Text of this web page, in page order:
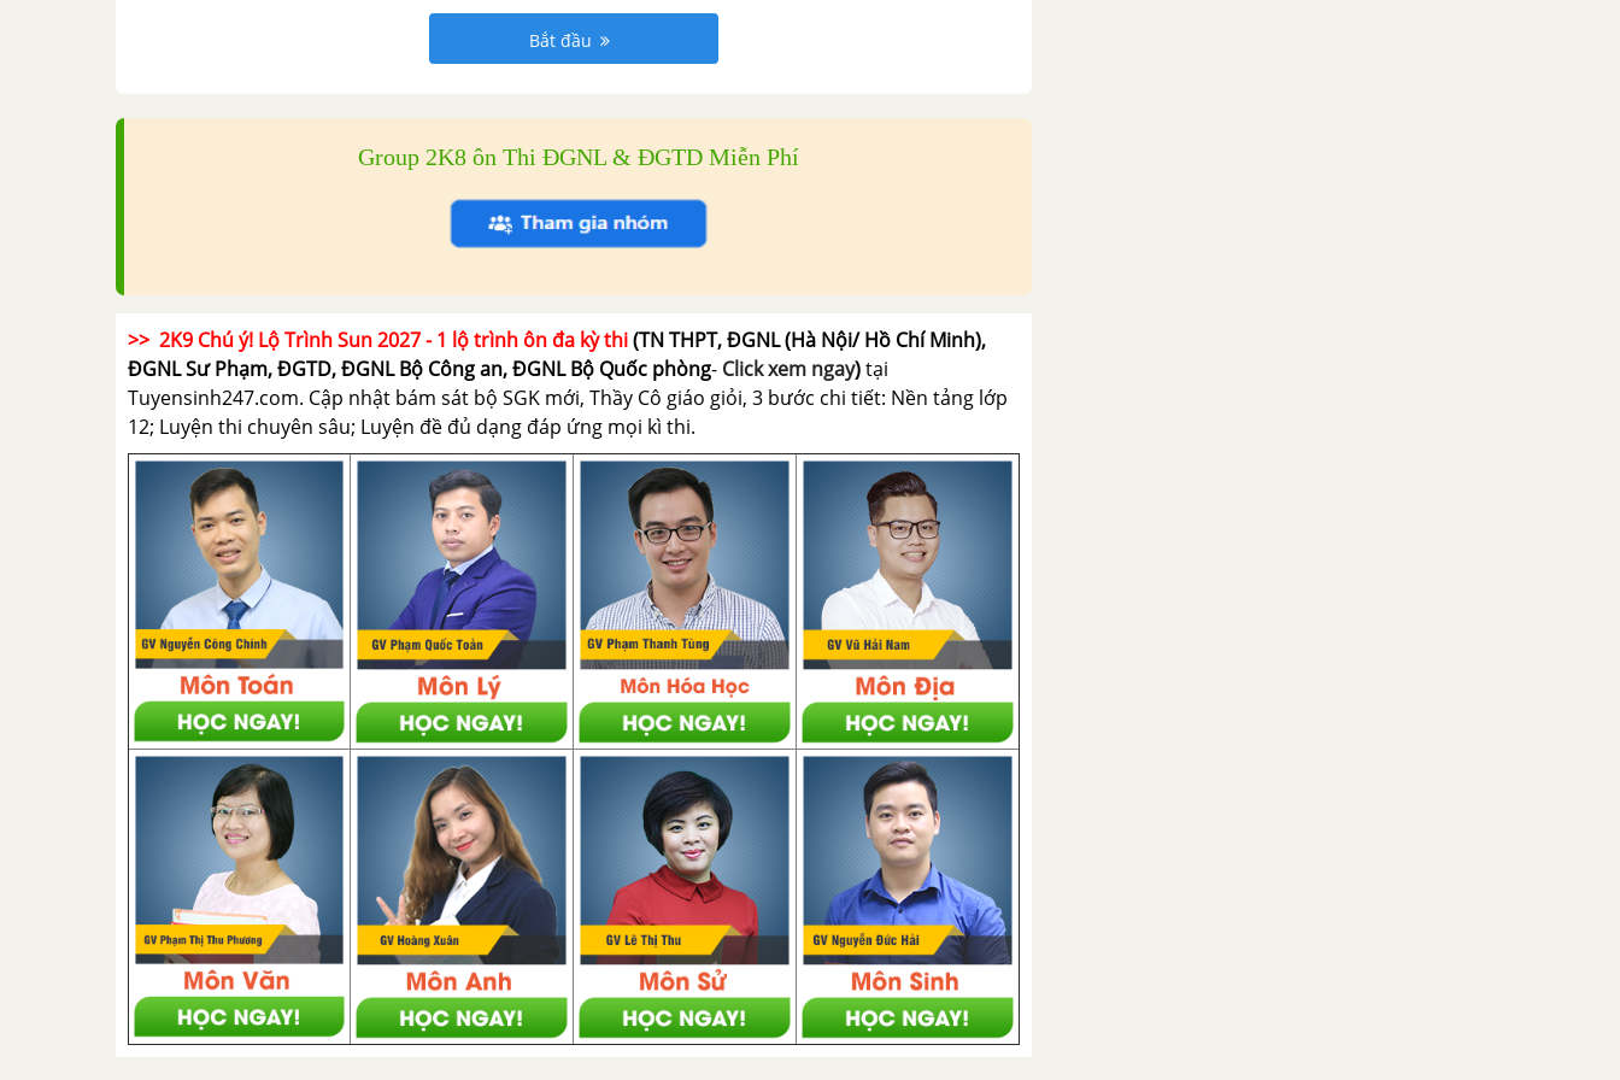
Bắt đầu
Group 2K8 ôn Thi ĐGNL & ĐGTD Miễn Phí
>> 2K9 Chú ý! Lộ Trình Sun 2027 - 1 lộ trình ôn đa kỳ thi(TN THPT, ĐGNL (Hà Nội/ Hồ Chí Minh),
ĐGNL Sư Phạm, ĐGTD, ĐGNL Bộ Công an, ĐGNL Bộ Quốc phòng- Click xem ngay)tại
Tuyensinh247.com. Cập nhật bám sát bộ SGK mới, Thầy Cô giáo giỏi, 3 bước chi tiết: Nền tảng lớp
12; Luyện thi chuyên sâu; Luyện đề đủ dạng đáp ứng mọi kì thi.